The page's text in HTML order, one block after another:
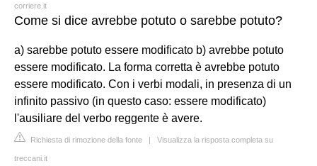
corriere.it
Come si dice avrebbe potuto o sarebbe potuto?
a) sarebbe potuto essere modificato b) avrebbe potuto
essere modificato. La forma corretta è avrebbe potuto
essere modificato. Con i verbi modali, in presenza di un
infinito passivo (in questo caso: essere modificato)
l'ausiliare del verbo reggente è avere.
Richiesta di rimozione della fonte | Visualizza la risposta completa su
treccani.it